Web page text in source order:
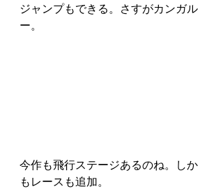
ジャンプもできる。さすがカンガル
ー。
今作も飛行ステージあるのね。しか
もレースも追加。